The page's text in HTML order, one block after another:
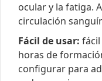
ocular y la fatiga.
circulación
Fácil de usar:
horas de
configurar para